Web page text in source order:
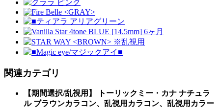
関連カテゴリ
【期間選択/乱視用】 トーリックミー・カナ ナチュラ
ル ブラウンカラコン、乱視用カラコン、乱視用カラー